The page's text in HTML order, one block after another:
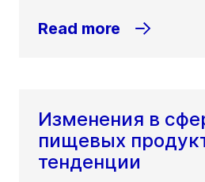
Read more
Изменения в
пищевых
тенденции